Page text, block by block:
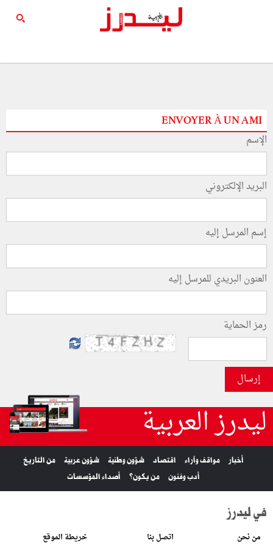
ENVOYER À UN AMI
الإسم
البريد الإلكتروني
إسم المرسل إليه
العنون البريدي للمرسل إليه
رمز الحماية
إرسال
ليدرز العربية
أخبار مواقف وآراء اقتصاد شؤون وطنية شؤون عربية
من التاريخ
أدب وفنون
من يكون؟ أصداء المؤسسات
في ليدرز
من نحن اتصل بنا خريطة الموقع